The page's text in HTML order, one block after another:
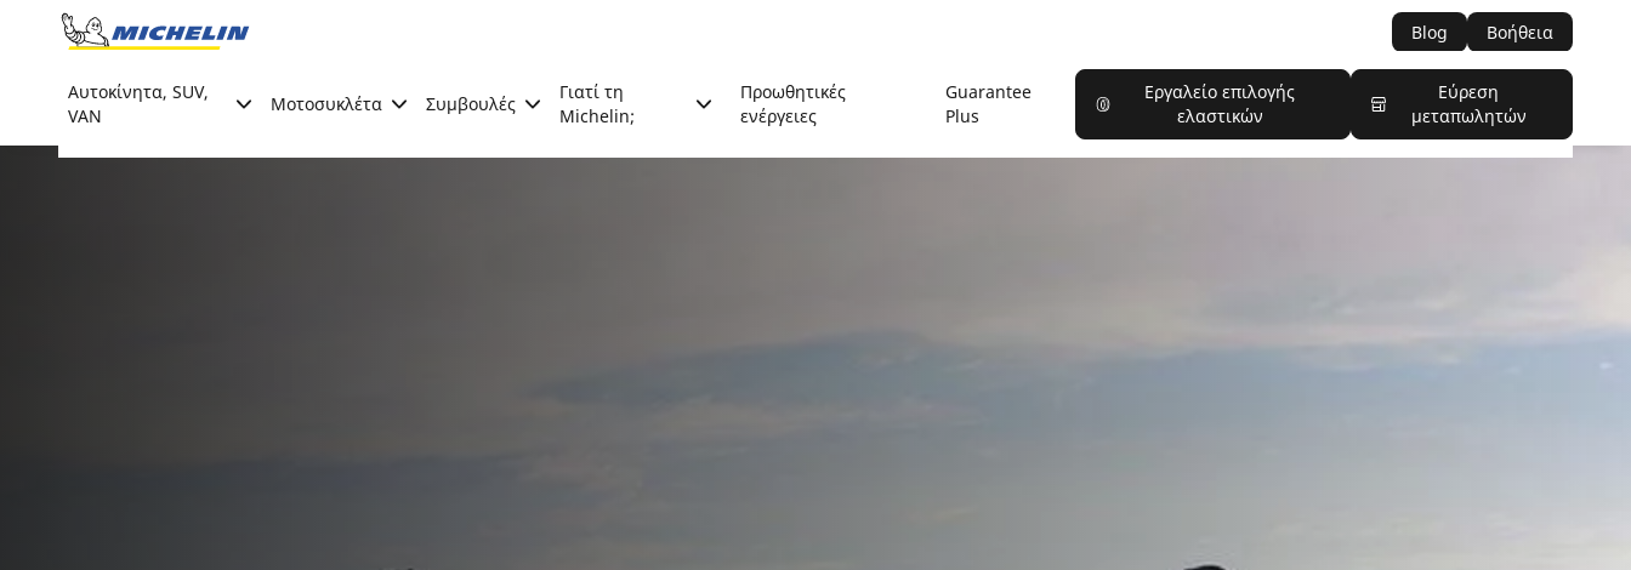
Go to page content
Blog Βοήθεια
Αυτοκίνητα, SUV,
VAN
Μοτοσυκλέτα Συμβουλές
Γιατί τη
Michelin;
Προωθητικές
ενέργειες
Guarantee
Plus
Εργαλείο επιλογής
ελαστικών
Εύρεση
μεταπωλητών